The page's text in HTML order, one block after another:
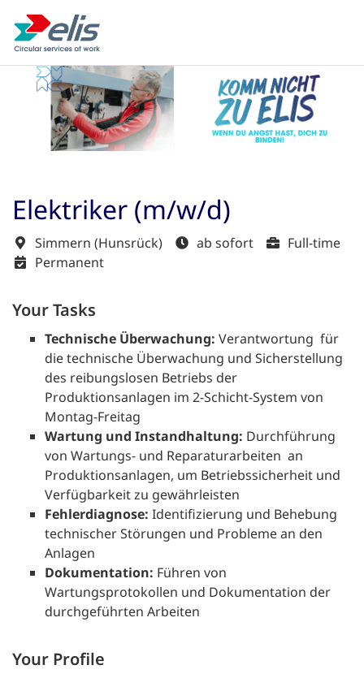
Elektriker (m/w/d)
Simmern (Hunsrück) ab sofort
Full-time
Permanent
Your Tasks
Technische Überwachung: Verantwortung für
die technische Überwachung und Sicherstellung
des reibungslosen Betriebs der
Produktionsanlagen im 2-Schicht-System von
Montag-Freitag
Wartung und Instandhaltung: Durchführung
von Wartungs- und Reparaturarbeiten an
Produktionsanlagen, um Betriebssicherheit und
Verfügbarkeit zu gewährleisten
Fehlerdiagnose: Identifizierung und Behebung
technischer Störungen und Probleme an den
Anlagen
Dokumentation: Führen von
Wartungsprotokollen und Dokumentation der
durchgeführten Arbeiten
Your Profile